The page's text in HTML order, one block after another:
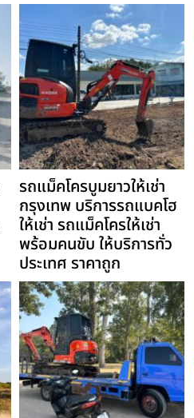
รถแม็คโครบูมยาวให้เช่า
กรุงเทพ บริการรถแบคโฮ
ให้เช่า รถแม็คโครให้เช่า
พร้อมคนขับ ให้บริการทั่ว
ประเทศ ราคาถูก